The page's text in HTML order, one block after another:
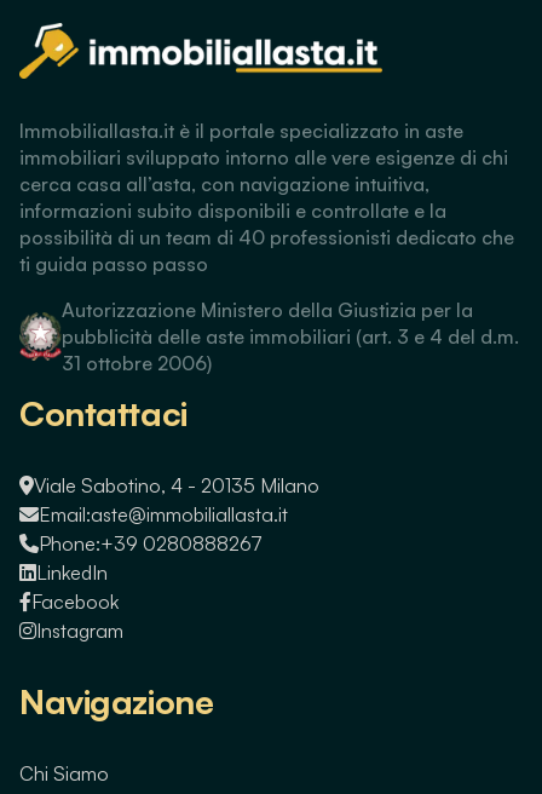
Immobiliallasta.it è il portale specializzato in aste
immobiliari sviluppato intorno alle vere esigenze di chi
cerca casa all’asta, con navigazione intuitiva,
informazioni subito disponibili e controllate e la
possibilità di un team di 40 professionisti dedicato che
ti guida passo passo
Autorizzazione Ministero della Giustizia per la
pubblicità delle aste immobiliari (art. 3 e 4 del d.m.
31 ottobre 2006)
Contattaci
Viale Sabotino, 4 - 20135 Milano
Email:aste@immobiliallasta.it
Phone:+39 0280888267
LinkedIn
Facebook
Instagram
Navigazione
Chi Siamo